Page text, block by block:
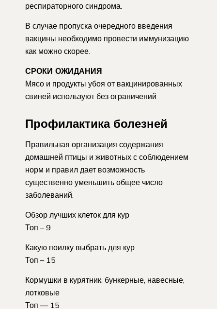
респираторного синдрома.
В случае пропуска очередного введения
вакцины необходимо провести иммунизацию
как можно скорее.
СРОКИ ОЖИДАНИЯ
Мясо и продукты убоя от вакцинированных
свиней используют без ограничений
Профилактика болезней
Правильная организация содержания
домашней птицы и животных с соблюдением
норм и правил дает возможность
существенно уменьшить общее число
заболеваний.
Обзор лучших клеток для кур
Топ – 9
Какую поилку выбрать для кур
Топ – 15
Кормушки в курятник: бункерные, навесные,
лотковые
Топ — 15